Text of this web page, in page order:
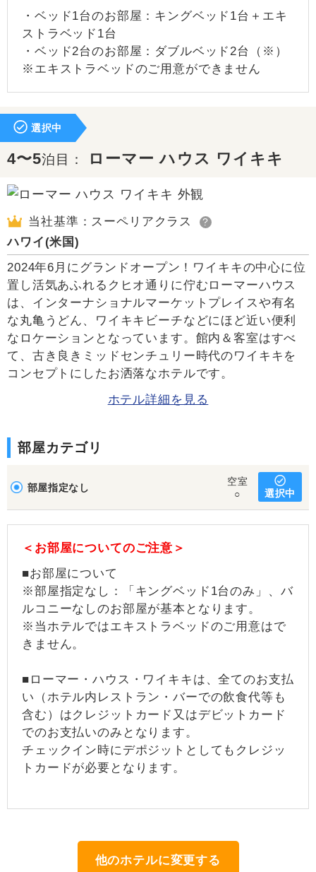
・ベッド1台のお部屋：キングベッド1台＋エキ
ストラベッド1台
・ベッド2台のお部屋：ダブルベッド2台（※）
※エキストラベッドのご用意ができません
選択中
4〜5泊目： ローマー ハウス ワイキキ
当社基準：スーペリアクラス ?
ハワイ(米国)
2024年6月にグランドオープン！ワイキキの中心に位
置し活気あふれるクヒオ通りに佇むローマーハウス
は、インターナショナルマーケットプレイスや有名
な丸亀うどん、ワイキキビーチなどにほど近い便利
なロケーションとなっています。館内＆客室はすべ
て、古き良きミッドセンチュリー時代のワイキキを
コンセプトにしたお洒落なホテルです。
ホテル詳細を見る
部屋カテゴリ
部屋指定なし
空室
○
選択中
＜お部屋についてのご注意＞
■お部屋について
※部屋指定なし：「キングベッド1台のみ」、バ
ルコニーなしのお部屋が基本となります。
※当ホテルではエキストラベッドのご用意はで
きません。
■ローマー・ハウス・ワイキキは、全てのお支払
い（ホテル内レストラン・バーでの飲食代等も
含む）はクレジットカード又はデビットカード
でのお支払いのみとなります。
チェックイン時にデポジットとしてもクレジッ
トカードが必要となります。
他のホテルに変更する